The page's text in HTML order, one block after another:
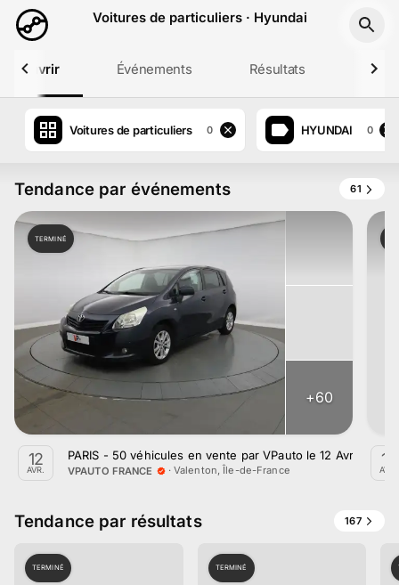
Aller au contenu principal
Voitures de particuliers · Hyundai
Événements Résultats
Voitures de particuliers 0 HYUNDAI 0
Tendance par événements 61
TERMINÉ
+60
12
AVR.
PARIS - 50 véhicules en vente par VPauto le 12 Avril 2024
VPAUTO FRANCE · Valenton, Île-de-France
10
AVR.
Tendance par résultats 167
TERMINÉ TERMINÉ